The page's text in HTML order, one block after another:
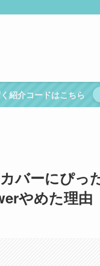
紹介コードはこちら
バーにぴっ
やめた理由